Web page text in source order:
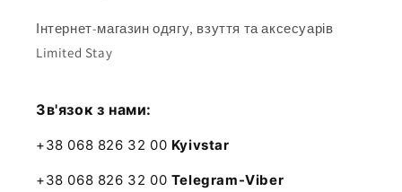
Інтернет-магазин одягу, взуття та аксесуарів
Limited Stay
Зв'язок з нами:
+38 068 826 32 00 Kyivstar
+38 068 826 32 00 Telegram-Viber